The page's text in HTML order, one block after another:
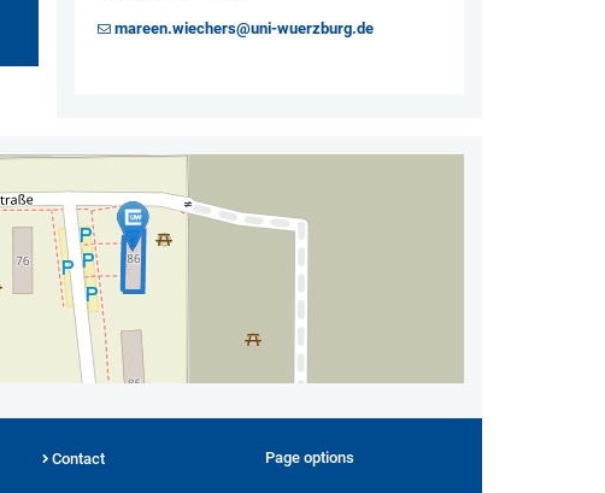
mareen.wiechers@uni-wuerzburg.de
Contact Page options